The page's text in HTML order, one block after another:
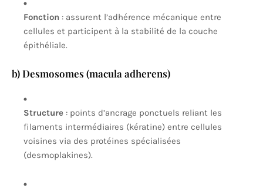
Fonction : assurent l’adhérence mécanique entre
cellules et participent à la stabilité de la couche
épithéliale.
b) Desmosomes (macula adherens)
Structure : points d’ancrage ponctuels reliant les
filaments intermédiaires (kératine) entre cellules
voisines via des protéines spécialisées
(desmoplakines).